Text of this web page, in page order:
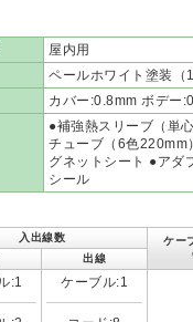
屋内用
ペールホワイト塗装（
カバー:0.8mm ボデー
●補強熱スリーブ（単
チューブ（6色220mm
グネットシート ●アダ
シール
入出線数
ケー
出線
:1 ケーブル:1